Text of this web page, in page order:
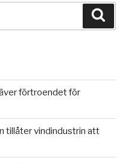
förtroendet för
tillåter vindindustrin att